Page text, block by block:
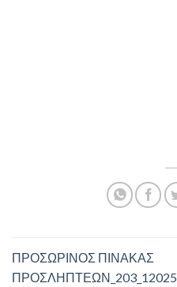
ΠΡΟΣΩΡΙΝΟΣ ΠΙΝΑΚΑΣ
ΠΡΟΣΛΗΠΤΕΩΝ_203_12025